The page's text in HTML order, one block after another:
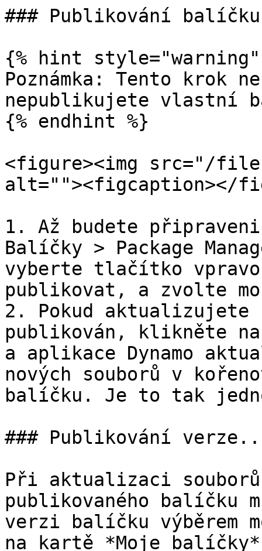
### Publikování
{% hint style="warning"
Poznámka: Tento krok
nepublikujete vlastní
{% endhint %}
<figure><img src="/files/
alt=""><figcaption></
1. Až budete
Balíčky > Package
vyberte tlačítko
publikovat, a zvolte
2. Pokud
publikován, klikněte
a aplikace Dynamo
nových souborů v
balíčku. Je to tak
### Publikování
Při aktualizaci
publikovaného balíčku
verzi balíčku výběrem
na kartě *Moje